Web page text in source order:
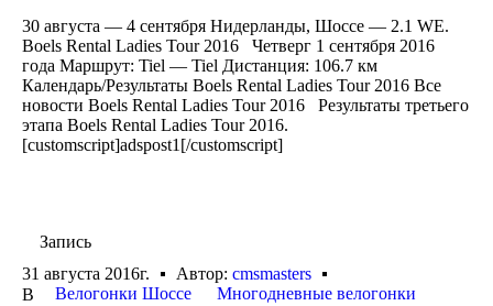
30 августа — 4 сентября Нидерланды, Шоссе — 2.1 WE.
Boels Rental Ladies Tour 2016 Четверг 1 сентября 2016
года Маршрут: Tiel — Tiel Дистанция: 106.7 км
Календарь/Результаты Boels Rental Ladies Tour 2016 Все
новости Boels Rental Ladies Tour 2016 Результаты третьего
этапа Boels Rental Ladies Tour 2016.
[customscript]adspost1[/customscript]
Запись
31 августа 2016г.
Автор: cmsmasters
В
Велогонки Шоссе
Многодневные велогонки